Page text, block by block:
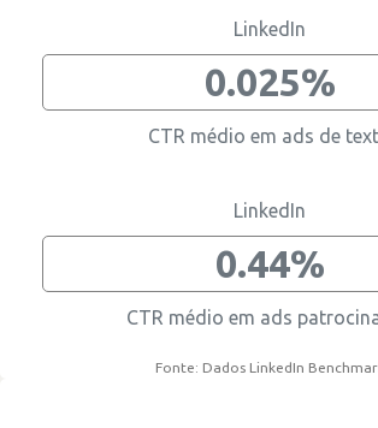
LinkedIn
0.025%
CTR médio em ads de
LinkedIn
0.44%
CTR médio em ads
Fonte: Dados LinkedIn